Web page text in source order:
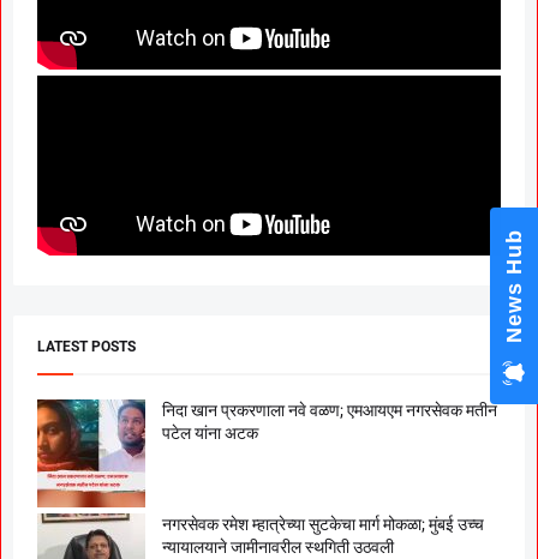
LATEST POSTS
निदा खान प्रकरणाला नवे वळण; एमआयएम नगरसेवक मतीन
पटेल यांना अटक
नगरसेवक रमेश म्हात्रेच्या सुटकेचा मार्ग मोकळा; मुंबई उच्च
न्यायालयाने जामीनावरील स्थगिती उठवली
News Hub